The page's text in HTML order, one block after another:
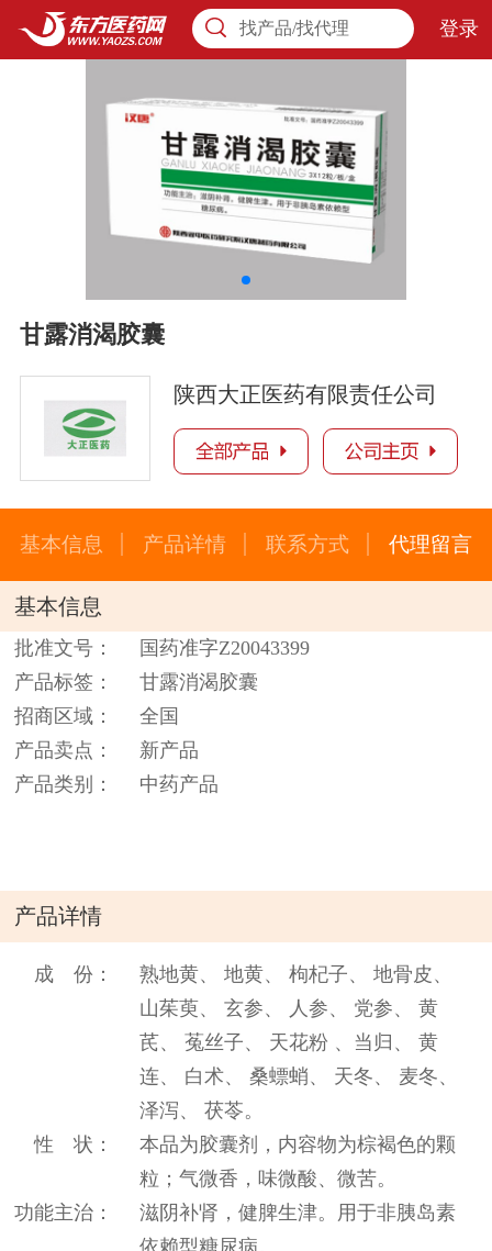
找产品/找代理 登录
甘露消渴胶囊
陕西大正医药有限责任公司
基本信息 产品详情 联系方式 代理留言
基本信息
批准文号：
国药准字Z20043399
产品标签：
甘露消渴胶囊
招商区域：
全国
产品卖点：
新产品
产品类别：
中药产品
产品详情
成 份：
熟地黄、 地黄、 枸杞子、 地骨皮、
山茱萸、 玄参、 人参、 党参、 黄
芪、 菟丝子、 天花粉 、当归、 黄
连、 白术、 桑螵蛸、 天冬、 麦冬、
泽泻、 茯苓。
性 状：
本品为胶囊剂，内容物为棕褐色的颗
粒；气微香，味微酸、微苦。
功能主治：
滋阴补肾，健脾生津。用于非胰岛素
依赖型糖尿病。